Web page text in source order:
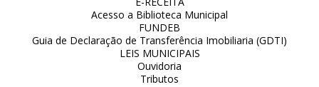
Acesso a Biblioteca Municipal
FUNDEB
Guia de Declaração de Transferência Imobiliaria (GDTI)
LEIS MUNICIPAIS
Ouvidoria
Tributos